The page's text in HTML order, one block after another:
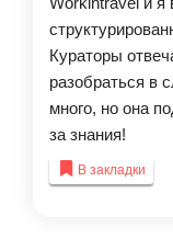
Кураторы
разобраться в
много, но она
за знания!
В закладки